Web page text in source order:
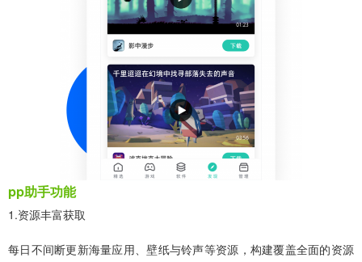
pp助手功能
1.资源丰富获取
每日不间断更新海量应用、壁纸与铃声等资源，构建覆盖全面的资源